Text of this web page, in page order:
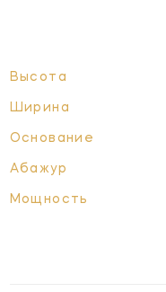
Высота
Ширина
Основание
Абажур
Мощность